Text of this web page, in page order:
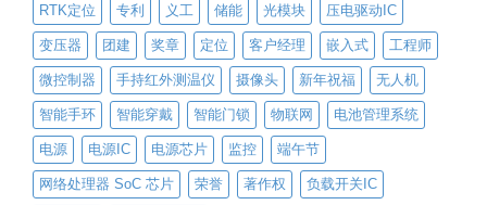
RTK定位 专利 义工 储能 光模块 压电驱动IC
变压器 团建 奖章 定位 客户经理 嵌入式 工程师
微控制器 手持红外测温仪 摄像头 新年祝福 无人机
智能手环 智能穿戴 智能门锁 物联网 电池管理系统
电源 电源IC 电源芯片 监控 端午节
网络处理器 SoC 芯片 荣誉 著作权 负载开关IC